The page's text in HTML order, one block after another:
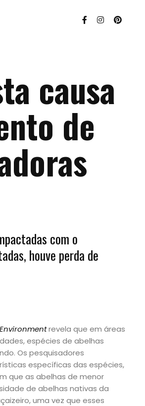
causa
de
com o
houve perda de
revela que em áreas
espécies de abelhas
Os pesquisadores
específicas das espécies,
que as abelhas de menor
de abelhas nativas da
uma vez que esses